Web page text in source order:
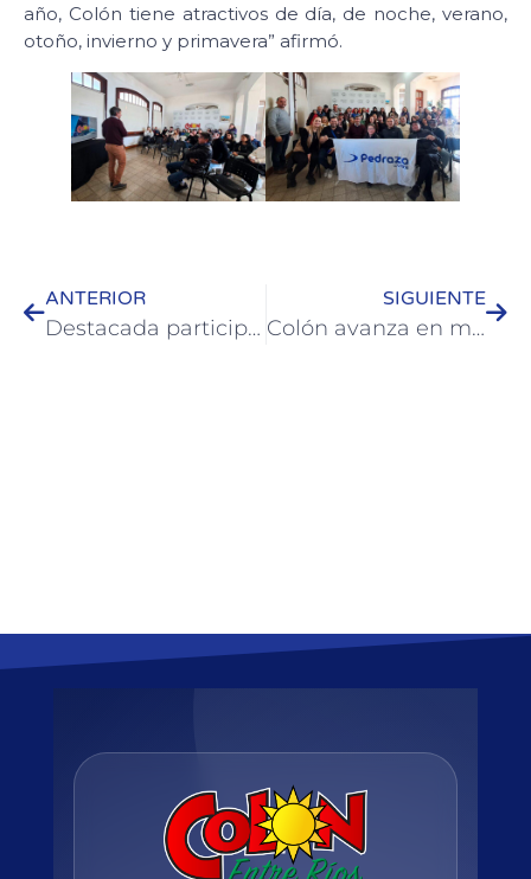
año, Colón tiene atractivos de día, de noche, verano,
otoño, invierno y primavera” afirmó.
ANTERIOR
Destacada participación de ajedrecistas colonenses en Concepción del Uruguay
SIGUIENTE
Colón avanza en materia de prevención del suicidio con un Programa Municipal